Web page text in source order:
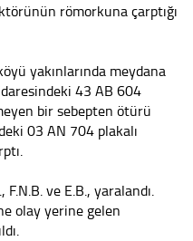
römorkuna çarptığı
yakınlarında meydana
43 AB 604
bir sebepten ötürü
03 AN 704 plakalı
ve E.B., yaralandı.
olay yerine gelen